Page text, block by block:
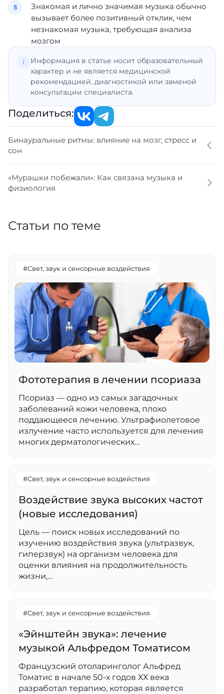
Знакомая и лично значимая музыка обычно
вызывает более позитивный отклик, чем
незнакомая музыка, требующая анализа
мозгом
Информация в статье носит образовательный
характер и не является медицинской
рекомендацией, диагностикой или заменой
консультации специалиста.
Поделиться:
Бинауральные ритмы: влияние на мозг, стресс и
сон
«Мурашки побежали»: Как связана музыка и
физиология
Статьи по теме
#Свет, звук и сенсорные воздействия
Фототерапия в лечении псориаза
Псориаз — одно из самых загадочных
заболеваний кожи человека, плохо
поддающееся лечению. Ультрафиолетовое
излучение часто используется для лечения
многих дерматологических…
#Свет, звук и сенсорные воздействия
Воздействие звука высоких частот
(новые исследования)
Цель — поиск новых исследований по
изучению воздействия звука (ультразвук,
гиперзвук) на организм человека для
оценки влияния на продолжительность
жизни,…
#Свет, звук и сенсорные воздействия
«Эйнштейн звука»: лечение
музыкой Альфредом Томатисом
Французский отоларинголог Альфред
Томатис в начале 50-х годов ХХ века
разработал терапию, которая является